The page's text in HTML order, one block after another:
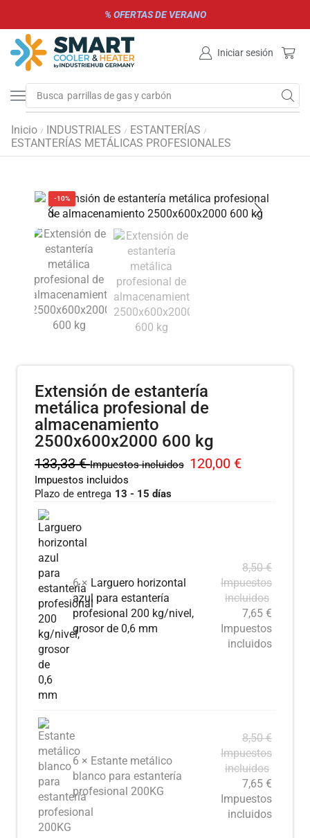
% OFERTAS DE VERANO
Iniciar sesión
Busca parrillas de gas y carbón
Inicio / INDUSTRIALES / ESTANTERÍAS /
ESTANTERÍAS METÁLICAS PROFESIONALES
-10%
Extensión de estantería
metálica profesional de
almacenamiento
2500x600x2000 600 kg
133,33€ Impuestos incluidos 120,00 €
Impuestos incluidos
Plazo de entrega 13 - 15 días
6 × Larguero horizontal
azul para estantería
profesional 200 kg/nivel,
grosor de 0,6 mm
8,50€
Impuestos
incluidos
7,65 €
Impuestos
incluidos
6 × Estante metálico
blanco para estantería
profesional 200KG
8,50€
Impuestos
incluidos
7,65 €
Impuestos
incluidos